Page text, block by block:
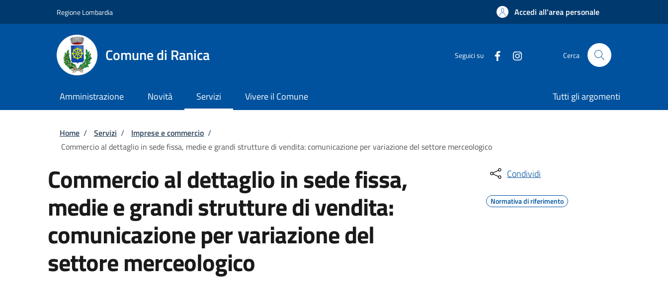
Regione Lombardia Accedi all'area personale
Comune di Ranica Seguici su Cerca
Amministrazione Novità Servizi Vivere il Comune Tutti gli argomenti
Briciole di pane
Home / Servizi / Imprese e commercio /
Commercio al dettaglio in sede fissa, medie e grandi strutture di vendita: comunicazione per variazione del settore merceologico
Commercio al dettaglio in sede fissa,
medie e grandi strutture di vendita:
comunicazione per variazione del
settore merceologico
Condividi
Normativa di riferimento